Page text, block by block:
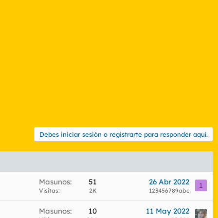
Debes iniciar sesión o registrarte para responder aquí.
Masunos 51
Visitas 2K
26 Abr 2022
123456789abc
1
Masunos 10 11 May 2022